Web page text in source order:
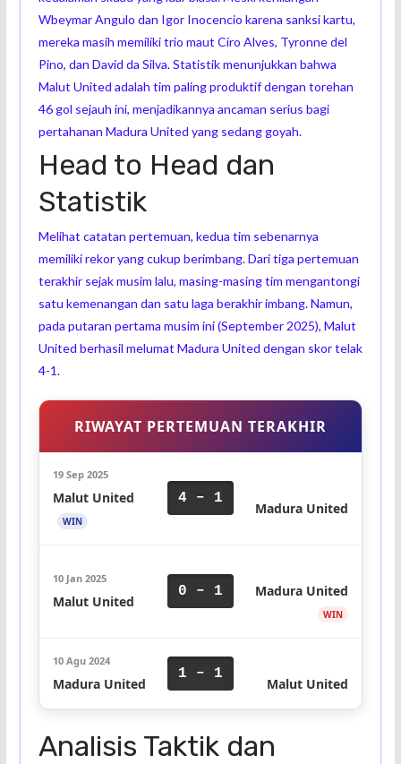
Wbeymar Angulo dan Igor Inocencio karena sanksi kartu,
mereka masih memiliki trio maut Ciro Alves, Tyronne del
Pino, dan David da Silva. Statistik menunjukkan bahwa
Malut United adalah tim paling produktif dengan torehan
46 gol sejauh ini, menjadikannya ancaman serius bagi
pertahanan Madura United yang sedang goyah.
Head to Head dan
Statistik
Melihat catatan pertemuan, kedua tim sebenarnya
memiliki rekor yang cukup berimbang. Dari tiga pertemuan
terakhir sejak musim lalu, masing-masing tim mengantongi
satu kemenangan dan satu laga berakhir imbang. Namun,
pada putaran pertama musim ini (September 2025), Malut
United berhasil melumat Madura United dengan skor telak
4-1.
RIWAYAT PERTEMUAN TERAKHIR
19 Sep 2025
Malut United
WIN
4 – 1
Madura United
10 Jan 2025
Malut United
0 – 1 Madura United
WIN
10 Agu 2024
Madura United
1 – 1
Malut United
Analisis Taktik dan